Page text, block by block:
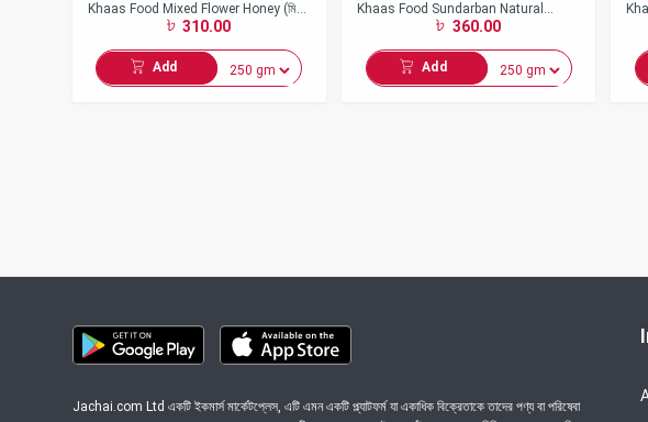
Khaas Food Mixed Flower Honey (মিশ্র
310.00
Add
Khaas Food Sundarban Natural
Honey (সুন্দরবনের প্রাকৃতিক মধু)
360.00
Add
Jachai.com Ltd একটি ইকমার্স মার্কেটপ্লেস, এটি এমন একটি প্ল্যাটফর্ম যা একাধিক বিক্রেতাকে তাদের পণ্য বা পরিষেবা